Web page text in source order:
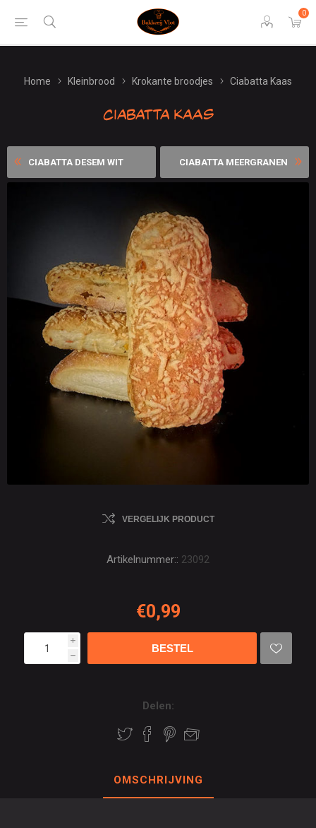
0
Home Kleinbrood Krokante broodjes Ciabatta Kaas
Ciabatta Kaas
CIABATTA DESEM WIT CIABATTA MEERGRANEN
VERGELIJK PRODUCT
Artikelnummer:: 23092
€0,99
i
h
Delen:
OMSCHRIJVING